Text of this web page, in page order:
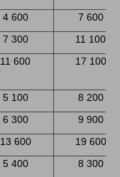
4 600
7 600
7 300
11 100
11 600 17 100
5 100
8 200
6 300
9 900
13 600
19 600
5 400
8 300